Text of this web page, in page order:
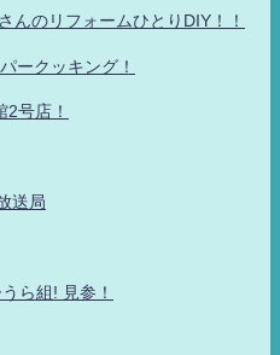
んのリフォームひとりDIY！！
ークッキング！
号店！
送局
ら組! 見参！